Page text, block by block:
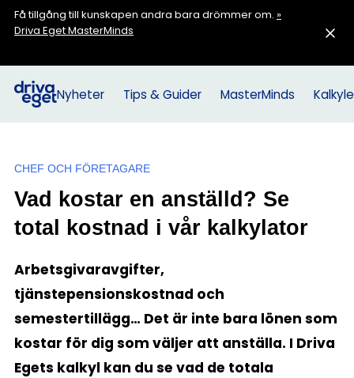
Få tillgång till kunskapen andra bara drömmer om. »
Driva Eget MasterMinds
Nyheter Tips & Guider MasterMinds
CHEF OCH FÖRETAGARE
Vad kostar en anställd? Se
total kostnad i vår kalkylator
Arbetsgivaravgifter,
tjänstepensionskostnad och
semestertillägg… Det är inte bara lönen som
kostar för dig som väljer att anställa. I Driva
Egets kalkyl kan du se vad de totala